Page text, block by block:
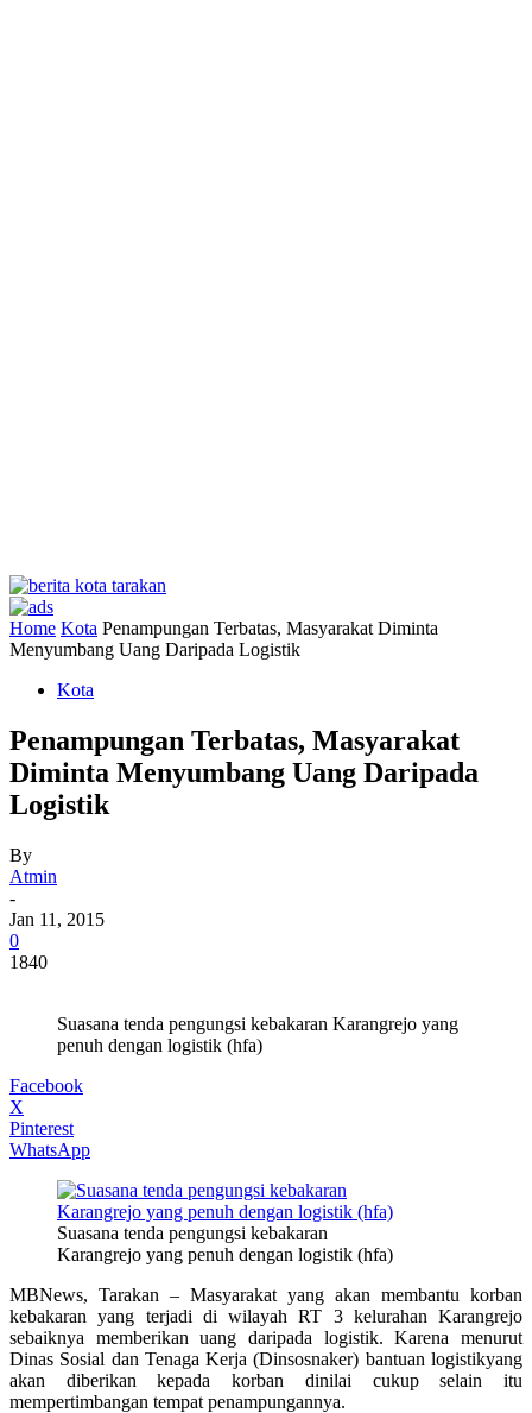
Home Kota Penampungan Terbatas, Masyarakat Diminta
Menyumbang Uang Daripada Logistik
Kota
Penampungan Terbatas, Masyarakat
Diminta Menyumbang Uang Daripada
Logistik
By
Atmin
-
Jan 11, 2015
0
1840
Suasana tenda pengungsi kebakaran Karangrejo yang
penuh dengan logistik (hfa)
Facebook
X
Pinterest
WhatsApp
Suasana tenda pengungsi kebakaran
Karangrejo yang penuh dengan logistik (hfa)
MBNews, Tarakan – Masyarakat yang akan membantu korban
kebakaran yang terjadi di wilayah RT 3 kelurahan Karangrejo
sebaiknya memberikan uang daripada logistik. Karena menurut
Dinas Sosial dan Tenaga Kerja (Dinsosnaker) bantuan logistikyang
akan diberikan kepada korban dinilai cukup selain itu
mempertimbangan tempat penampungannya.